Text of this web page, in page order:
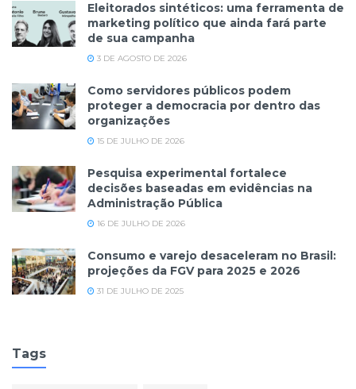
Eleitorados sintéticos: uma ferramenta de
marketing político que ainda fará parte
de sua campanha
3 DE AGOSTO DE 2026
Como servidores públicos podem
proteger a democracia por dentro das
organizações
15 DE JULHO DE 2026
Pesquisa experimental fortalece
decisões baseadas em evidências na
Administração Pública
16 DE JULHO DE 2026
Consumo e varejo desaceleram no Brasil:
projeções da FGV para 2025 e 2026
31 DE JULHO DE 2025
Tags